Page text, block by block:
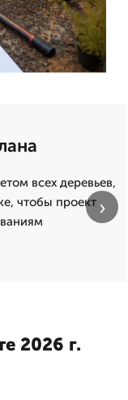
всех деревьев,
чтобы проект ›
2026 г.